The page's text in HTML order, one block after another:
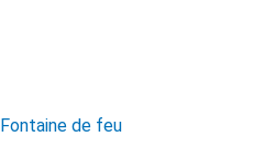
Fontaine de feu